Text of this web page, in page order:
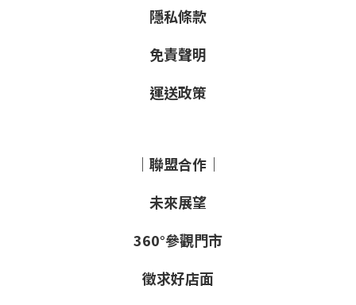
隱私條款
免責聲明
運送政策
｜聯盟合作｜
未來展望
360°參觀門市
徵求好店面